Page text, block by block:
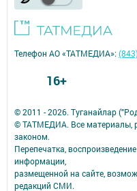
© 2011 - 2026. Туганайлар
© ТАТМЕДИА. Все материалы,
законом.
Перепечатка,
информации,
размещенной на сайте,
редакций СМИ.
Телефон АО «ТАТМЕДИА»:
16+